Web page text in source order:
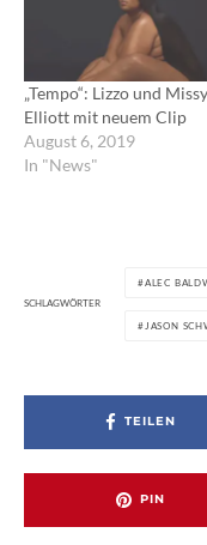
„Tempo“: Lizzo und Missy
Elliott mit neuem Clip
August 6, 2019
In "News"
SCHLAGWÖRTER
ALEC
JASON
TEILEN
PIN